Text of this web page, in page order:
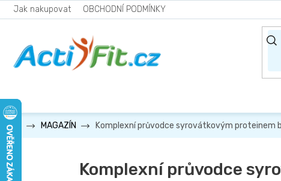
Přejít
na
Jak nakupovat OBCHODNÍ PODMÍNKY
MAGAZÍN Komplexní průvodce syrovátkovým proteinem
Komplexní průvodce